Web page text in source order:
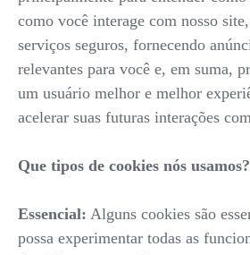
como você interage com nosso
serviços seguros, fornecendo
relevantes para você e, em suma,
um usuário melhor e melhor
acelerar suas futuras interações
Que tipos de cookies nós usamos?
Essencial: Alguns cookies são
possa experimentar todas as